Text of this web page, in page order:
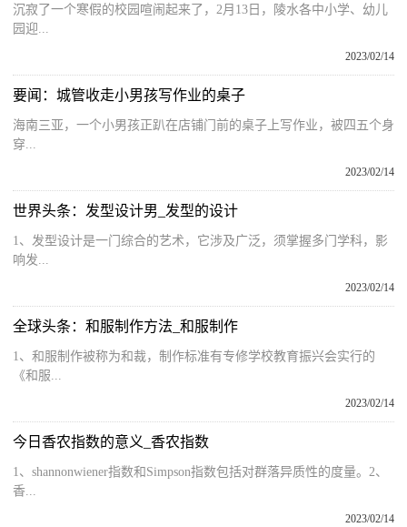
沉寂了一个寒假的校园喧闹起来了，2月13日，陵水各中小学、幼儿
园迎...
2023/02/14
要闻：城管收走小男孩写作业的桌子
海南三亚，一个小男孩正趴在店铺门前的桌子上写作业，被四五个身
穿...
2023/02/14
世界头条：发型设计男_发型的设计
1、发型设计是一门综合的艺术，它涉及广泛，须掌握多门学科，影
响发...
2023/02/14
全球头条：和服制作方法_和服制作
1、和服制作被称为和裁，制作标准有专修学校教育振兴会实行的
《和服...
2023/02/14
今日香农指数的意义_香农指数
1、shannonwiener指数和Simpson指数包括对群落异质性的度量。2、
香...
2023/02/14